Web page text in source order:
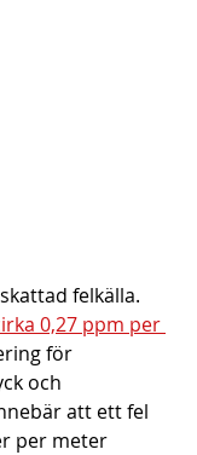
felkälla.
0,27 ppm per
för
och
att ett fel
per meter